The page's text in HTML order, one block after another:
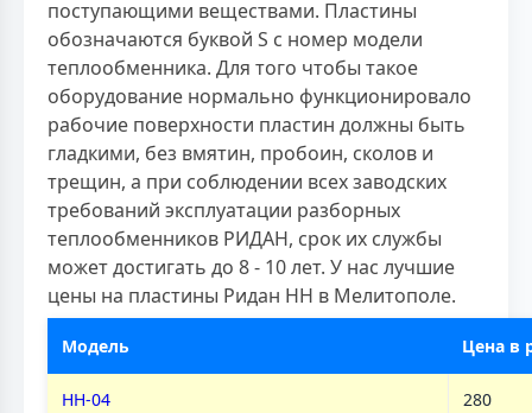
поступающими веществами. Пластины
обозначаются буквой S с номер модели
теплообменника. Для того чтобы такое
оборудование нормально функционировало
рабочие поверхности пластин должны быть
гладкими, без вмятин, пробоин, сколов и
трещин, а при соблюдении всех заводских
требований эксплуатации разборных
теплообменников РИДАН, срок их службы
может достигать до 8 - 10 лет. У нас лучшие
цены на пластины Ридан НН в Мелитополе.
Модель Цена в
НН-04 280